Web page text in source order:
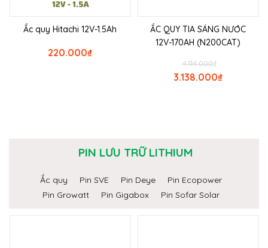
Ắc quy Hitachi 12V-1.5Ah
₫
220.000
ẮC QUY TIA SÁNG NƯỚC
12V-170AH (N200CAT)
₫
4.114.000
₫
3.138.000
PIN LƯU TRỮ LITHIUM
Ắc quy Pin SVE Pin Deye
Pin Ecopower
Pin Growatt
Pin Gigabox Pin Sofar Solar